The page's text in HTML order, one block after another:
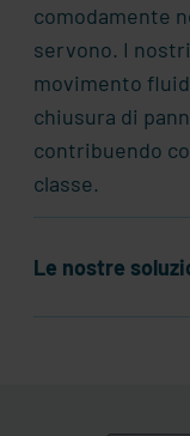
comodamente
servono. I
movimento
chiusura di
contribuendo
classe.
Le nostre